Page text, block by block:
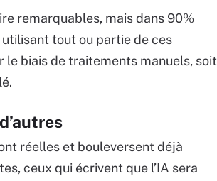
remarquables, mais dans 90%
tout ou partie de ces
le biais de traitements manuels, soit
réelles et bouleversent déjà
ceux qui écrivent que l’IA sera